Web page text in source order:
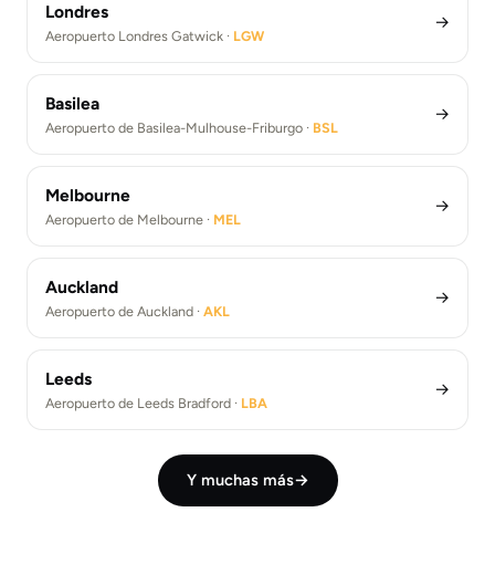
Londres
Aeropuerto Londres Gatwick · LGW
→
Basilea
Aeropuerto de Basilea-Mulhouse-Friburgo · BSL
→
Melbourne
Aeropuerto de Melbourne · MEL
→
Auckland
Aeropuerto de Auckland · AKL
→
Leeds
Aeropuerto de Leeds Bradford · LBA
→
Y muchas más→